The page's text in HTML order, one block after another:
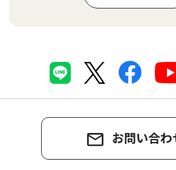
お問い合わ